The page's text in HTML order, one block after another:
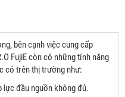
bên cạnh việc cung cấp
FujiE còn có những tính năng
có trên thị trường như:
lực đầu nguồn không đủ.